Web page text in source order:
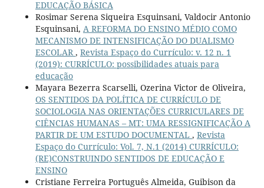
EDUCAÇÃO BÁSICA
Rosimar Serena Siqueira Esquinsani, Valdocir Antonio
Esquinsani, A REFORMA DO ENSINO MÉDIO COMO
MECANISMO DE INTENSIFICAÇÃO DO DUALISMO
ESCOLAR, Revista Espaço do Currículo: v. 12 n. 1
(2019): CURRÍCULO: possibilidades atuais para
educação
Mayara Bezerra Scarselli, Ozerina Victor de Oliveira,
OS SENTIDOS DA POLÍTICA DE CURRÍCULO DE
SOCIOLOGIA NAS ORIENTAÇÕES CURRICULARES DE
CIÊNCIAS HUMANAS – MT: UMA RESSIGNIFICAÇÃO A
PARTIR DE UM ESTUDO DOCUMENTAL , Revista
Espaço do Currículo: Vol. 7, N.1 (2014) CURRÍCULO:
(RE)CONSTRUINDO SENTIDOS DE EDUCAÇÃO E
ENSINO
Cristiane Ferreira Português Almeida, Guibison da